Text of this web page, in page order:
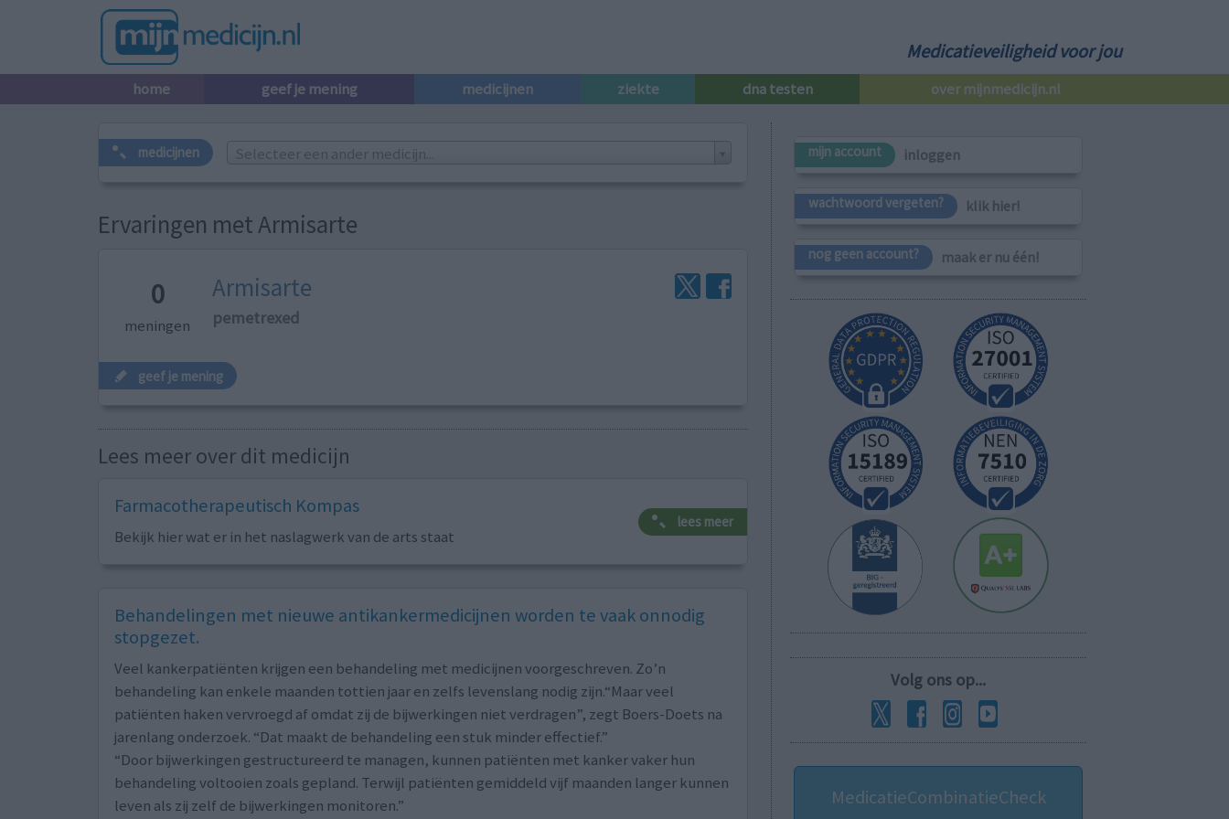
Medicatieveiligheid voor jou
home geef je mening medicijnen ziekte dna testen over mijnmedicijn.nl
medicijnen Selecteer een ander medicijn...
Ervaringen met Armisarte
0
meningen
Armisarte
pemetrexed
geef je mening
Lees meer over dit medicijn
Farmacotherapeutisch Kompas
Bekijk hier wat er in het naslagwerk van de arts staat
lees meer
Behandelingen met nieuwe antikankermedicijnen worden te vaak onnodig
stopgezet.
Veel kankerpatiënten krijgen een behandeling met medicijnen voorgeschreven. Zo’n
behandeling kan enkele maanden tottien jaar en zelfs levenslang nodig zijn.“Maar veel
patiënten haken vervroegd af omdat zij de bijwerkingen niet verdragen”, zegt Boers-Doets na
jarenlang onderzoek. “Dat maakt de behandeling een stuk minder effectief.”
“Door bijwerkingen gestructureerd te managen, kunnen patiënten met kanker vaker hun
behandeling voltooien zoals gepland. Terwijl patiënten gemiddeld vijf maanden langer kunnen
leven als zij zelf de bijwerkingen monitoren.”
mijn account inloggen
wachtwoord vergeten? klik hier!
nog geen account? maak er nu één!
Volg ons op...
MedicatieCombinatieCheck